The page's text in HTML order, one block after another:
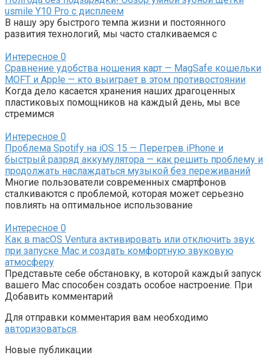
usmile Y10 Pro с дисплеем
В нашу эру быстрого темпа жизни и постоянного
развития технологий, мы часто сталкиваемся с
Интересное 0
Сравнение удобства ношения карт — MagSafe кошельки
MOFT и Apple — кто выиграет в этом противостоянии
Когда дело касается хранения наших драгоценных
пластиковых помощников на каждый день, мы все
стремимся
Интересное 0
Проблема Spotify на iOS 15 — Перегрев iPhone и
быстрый разряд аккумулятора — как решить проблему и
продолжать наслаждаться музыкой без переживаний
Многие пользователи современных смартфонов
сталкиваются с проблемой, которая может серьезно
повлиять на оптимальное использование
Интересное 0
Как в macOS Ventura активировать или отключить звук
при запуске Mac и создать комфортную звуковую
атмосферу
Представьте себе обстановку, в которой каждый запуск
вашего Mac способен создать особое настроение. При
Добавить комментарий
Для отправки комментария вам необходимо
авторизоваться.
Новые публикации